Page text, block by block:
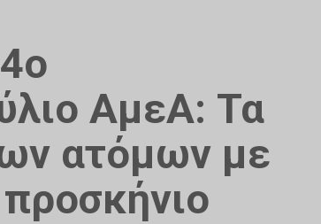
ΑμεΑ: Τα
ατόμων με